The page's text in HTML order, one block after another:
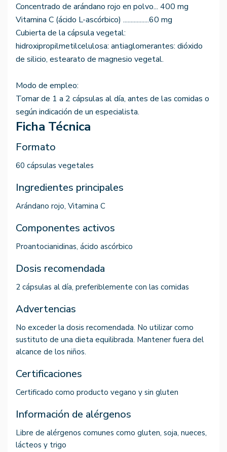
Concentrado de arándano rojo en polvo... 400 mg
Vitamina C (ácido L-ascórbico) .................60 mg
Cubierta de la cápsula vegetal:
hidroxipropilmetilcelulosa: antiaglomerantes: dióxido
de silicio, estearato de magnesio vegetal.
Modo de empleo:
Tomar de 1 a 2 cápsulas al día, antes de las comidas o
según indicación de un especialista.
Ficha Técnica
Formato
60 cápsulas vegetales
Ingredientes principales
Arándano rojo, Vitamina C
Componentes activos
Proantocianidinas, ácido ascórbico
Dosis recomendada
2 cápsulas al día, preferiblemente con las comidas
Advertencias
No exceder la dosis recomendada. No utilizar como
sustituto de una dieta equilibrada. Mantener fuera del
alcance de los niños.
Certificaciones
Certificado como producto vegano y sin gluten
Información de alérgenos
Libre de alérgenos comunes como gluten, soja, nueces,
lácteos y trigo